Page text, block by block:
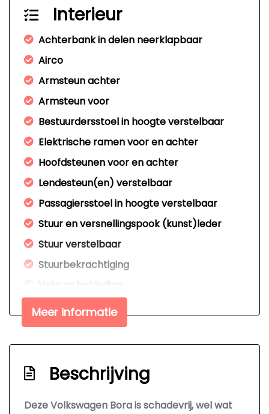
Interieur
Achterbank in delen neerklapbaar
Airco
Armsteun achter
Armsteun voor
Bestuurdersstoel in hoogte verstelbaar
Elektrische ramen voor en achter
Hoofdsteunen voor en achter
Lendesteun(en) verstelbaar
Passagiersstoel in hoogte verstelbaar
Stuur en versnellingspook (kunst)leder
Stuur verstelbaar
Stuurbekrachtiging
Velours bekleding
Overige
Elektronisch stabiliteits programma
Koplampverstelling
Meer informatie
Beschrijving
Deze Volkswagen Bora is schadevrij, wel wat